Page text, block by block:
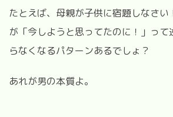
たとえば、母親が子供に宿題しなさ
が「今しようと思ってたのに！」っ
らなくなるパターンあるでしょ？
あれが男の本質よ。